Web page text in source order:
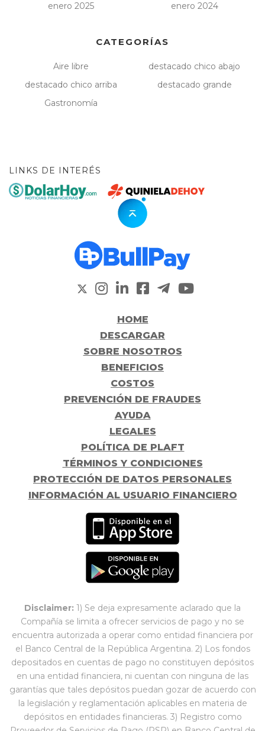
enero 2025 enero 2024
CATEGORÍAS
Aire libre
destacado chico abajo
destacado chico arriba
destacado grande
Gastronomía
LINKS DE INTERÉS
HOME
DESCARGAR
SOBRE NOSOTROS
BENEFICIOS
COSTOS
PREVENCIÓN DE FRAUDES
AYUDA
LEGALES
POLÍTICA DE PLAFT
TÉRMINOS Y CONDICIONES
PROTECCIÓN DE DATOS PERSONALES
INFORMACIÓN AL USUARIO FINANCIERO
Disclaimer: 1) Se deja expresamente aclarado que la
Compañía se limita a ofrecer servicios de pago y no se
encuentra autorizada a operar como entidad financiera por
el Banco Central de la República Argentina. 2) Los fondos
depositados en cuentas de pago no constituyen depósitos
en una entidad financiera, ni cuentan con ninguna de las
garantías que tales depósitos puedan gozar de acuerdo con
la legislación y reglamentación aplicables en materia de
depósitos en entidades financieras. 3) Registro como